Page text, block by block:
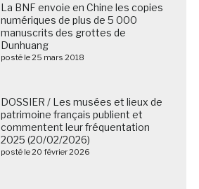
La BNF envoie en Chine les copies
numériques de plus de 5 000
manuscrits des grottes de
Dunhuang
posté le 25 mars 2018
DOSSIER / Les musées et lieux de
patrimoine français publient et
commentent leur fréquentation
2025 (20/02/2026)
posté le 20 février 2026